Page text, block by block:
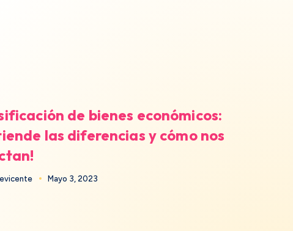
de bienes económicos:
las diferencias y cómo nos
Mayo 3, 2023